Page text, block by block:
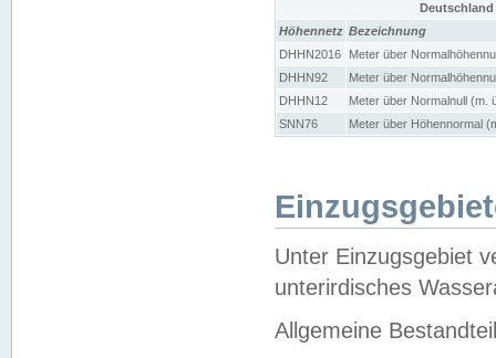
Höhennetz Bezeichnung
DHHN2016
Meter über
DHHN92
Meter über
DHHN12
Meter über Normalnull (m.
SNN76
Meter über Höhennormal
Unter Einzugsgebiet
unterirdisches
Allgemeine